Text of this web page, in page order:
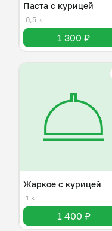
Паста с курицей
0,5 кг
1 300 ₽
Жаркое с курицей
1 кг
1 400 ₽